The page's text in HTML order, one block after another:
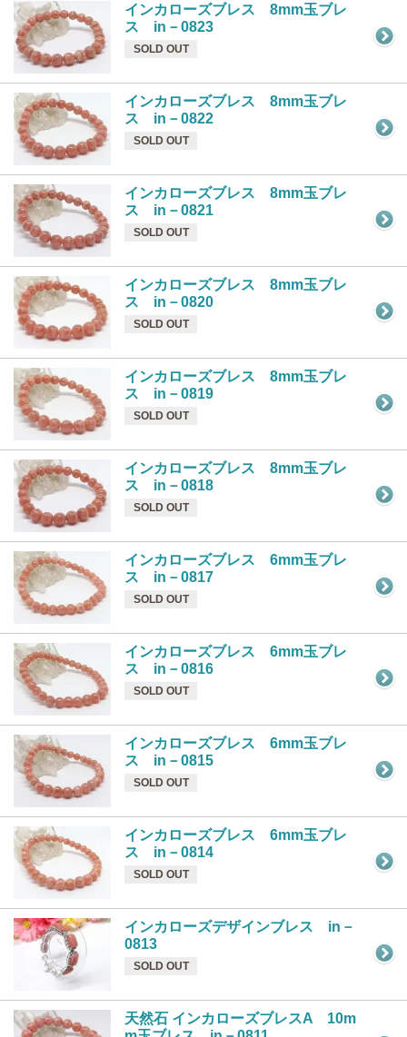
インカローズブレス 8mm玉ブレ
ス in－0823
SOLD OUT
インカローズブレス 8mm玉ブレ
ス in－0822
SOLD OUT
インカローズブレス 8mm玉ブレ
ス in－0821
SOLD OUT
インカローズブレス 8mm玉ブレ
ス in－0820
SOLD OUT
インカローズブレス 8mm玉ブレ
ス in－0819
SOLD OUT
インカローズブレス 8mm玉ブレ
ス in－0818
SOLD OUT
インカローズブレス 6mm玉ブレ
ス in－0817
SOLD OUT
インカローズブレス 6mm玉ブレ
ス in－0816
SOLD OUT
インカローズブレス 6mm玉ブレ
ス in－0815
SOLD OUT
インカローズブレス 6mm玉ブレ
ス in－0814
SOLD OUT
インカローズデザインブレス in－
0813
SOLD OUT
天然石 インカローズブレスA 10m